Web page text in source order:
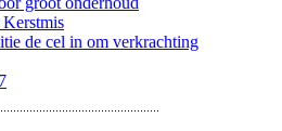
de cel in om verkrachting